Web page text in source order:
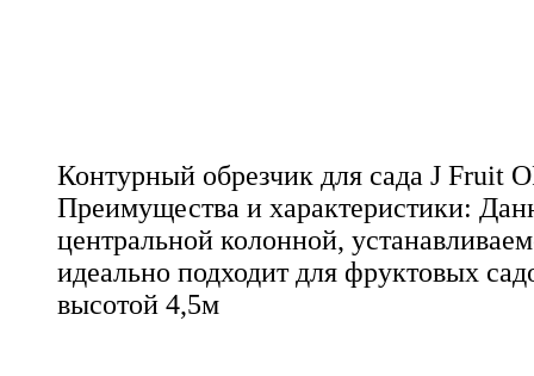
Контурный обрезчик для сада J Fruit
Преимущества и характеристики:
центральной колонной,
идеально подходит для фруктовых
высотой 4,5м